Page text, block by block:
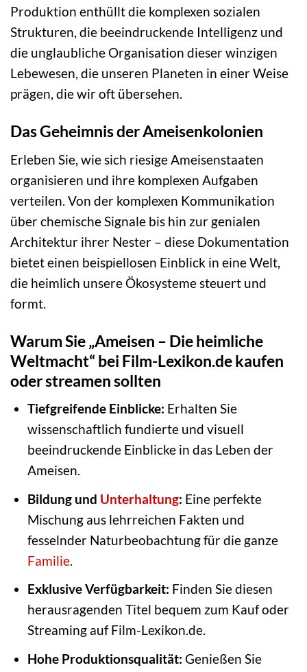
Produktion enthüllt die komplexen sozialen
Strukturen, die beeindruckende Intelligenz und
die unglaubliche Organisation dieser winzigen
Lebewesen, die unseren Planeten in einer Weise
prägen, die wir oft übersehen.
Das Geheimnis der Ameisenkolonien
Erleben Sie, wie sich riesige Ameisenstaaten
organisieren und ihre komplexen Aufgaben
verteilen. Von der komplexen Kommunikation
über chemische Signale bis hin zur genialen
Architektur ihrer Nester – diese Dokumentation
bietet einen beispiellosen Einblick in eine Welt,
die heimlich unsere Ökosysteme steuert und
formt.
Warum Sie „Ameisen – Die heimliche
Weltmacht“ bei Film-Lexikon.de kaufen
oder streamen sollten
Tiefgreifende Einblicke: Erhalten Sie
wissenschaftlich fundierte und visuell
beeindruckende Einblicke in das Leben der
Ameisen.
Bildung und Unterhaltung: Eine perfekte
Mischung aus lehrreichen Fakten und
fesselnder Naturbeobachtung für die ganze
Familie.
Exklusive Verfügbarkeit: Finden Sie diesen
herausragenden Titel bequem zum Kauf oder
Streaming auf Film-Lexikon.de.
Hohe Produktionsqualität: Genießen Sie